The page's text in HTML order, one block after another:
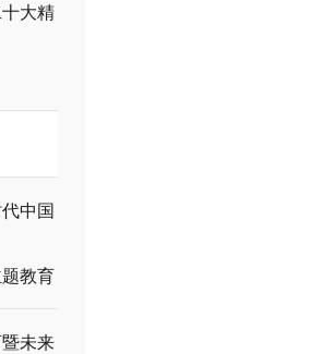
大精
中国
教育
未来